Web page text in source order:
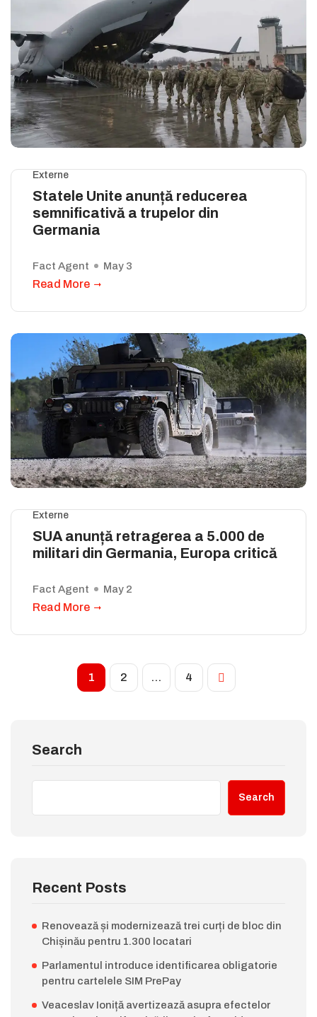
Externe
Statele Unite anunță reducerea
semnificativă a trupelor din
Germania
Fact Agent May 3
Read More
Externe
SUA anunță retragerea a 5.000 de
militari din Germania, Europa critică
Fact Agent May 2
Read More
1 2 … 4
Search
Search
Recent Posts
Renovează și modernizează trei curți de bloc din
Chișinău pentru 1.300 locatari
Parlamentul introduce identificarea obligatorie
pentru cartelele SIM PrePay
Veaceslav Ioniță avertizează asupra efectelor